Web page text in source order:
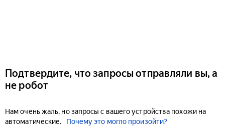
Подтвердите, что запросы отправляли вы, а
не робот
Нам очень жаль, но запросы с вашего устройства похожи на
автоматические.
Почему это могло произойти?